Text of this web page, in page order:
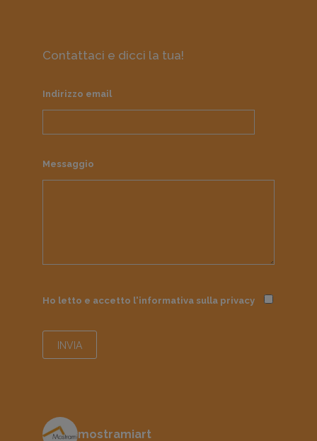
Contattaci e dicci la tua!
Indirizzo email
Messaggio
Ho letto e accetto l'informativa sulla privacy
mostramiart